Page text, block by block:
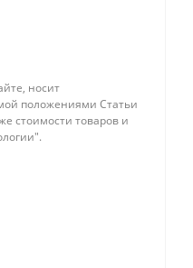
носит
положениями Статьи
стоимости товаров и